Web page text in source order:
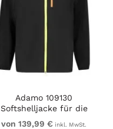
Adamo 109130
Softshelljacke für die
Arbeit Schwarz
von 139,99 € inkl. MwSt.